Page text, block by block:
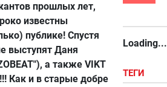
прошлых лет,
известны
публике! Спустя
выступят Даня
а также VIKT
Как и в старые добре
Loading...
ТЕГИ